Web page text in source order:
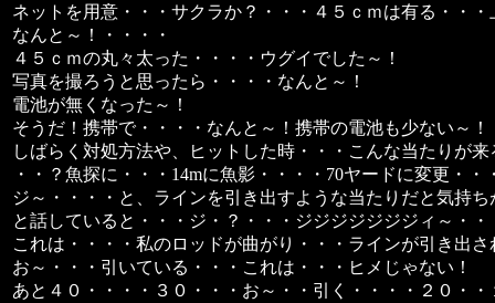
ネットを用意・・・サクラか？・・・４５ｃｍは有る・・
なんと～！・・・・
４５ｃｍの丸々太った・・・・ウグイでした～！
写真を撮ろうと思ったら・・・・なんと～！
電池が無くなった～！
そうだ！携帯で・・・・なんと～！携帯の電池も少ない～！
しばらく対処方法や、ヒットした時・・・こんな当たりが
・・？魚探に・・・14mに魚影・・・・70ヤードに変更・・
ジ～・・・・と、ラインを引き出すような当たりだと気持
と話していると・・・ジ・？・・・ジジジジジジジィ～・
これは・・・・私のロッドが曲がり・・・ラインが引き出
お～・・・引いている・・・これは・・・ヒメじゃない！
あと４０・・・・３０・・・お～・・引く・・・・２０・